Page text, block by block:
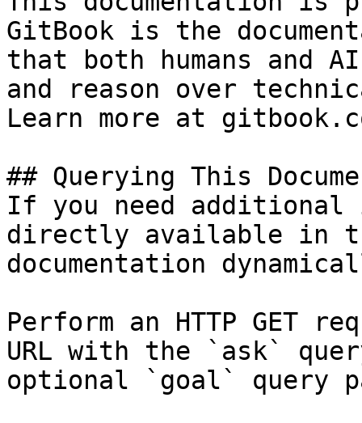
GitBook is the
that both humans and
and reason over
Learn more at
## Querying This
If you need
directly available in
documentation
Perform an HTTP GET
URL with the `ask`
optional `goal` query